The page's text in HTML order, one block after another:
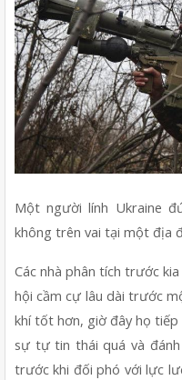
Một người lính Ukraine
không trên vai tại một địa
Các nhà phân tích trước
hội cầm cự lâu dài trước
khí tốt hơn, giờ đây họ tiếp
sự tự tin thái quá và
trước khi đối phó với lực